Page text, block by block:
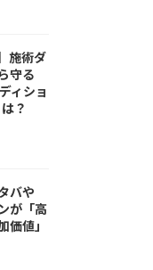
施術ダ
守る
ィショ
？
バや
が「高
価値」